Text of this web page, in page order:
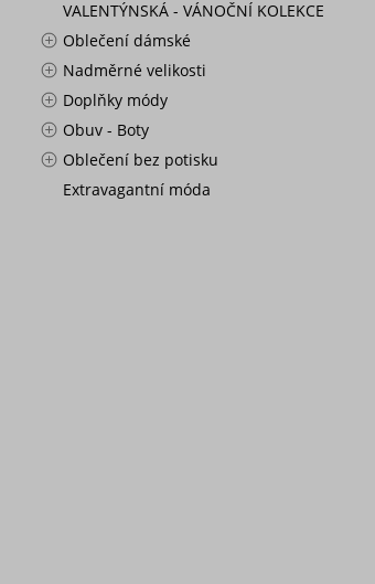
VALENTÝNSKÁ - VÁNOČNÍ KOLEKCE
Oblečení dámské
Nadměrné velikosti
Doplňky módy
Obuv - Boty
Oblečení bez potisku
Extravagantní móda